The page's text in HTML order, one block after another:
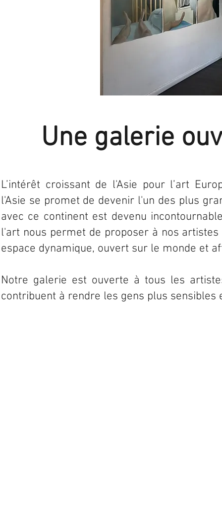
Une galerie
L’intérêt croissant de l'Asie pour l’art
l'Asie se promet de devenir l'un des plus
avec ce continent est devenu
l'art nous permet de proposer à nos
espace dynamique, ouvert sur le monde et
Notre galerie est ouverte à tous les
contribuent à rendre les gens plus